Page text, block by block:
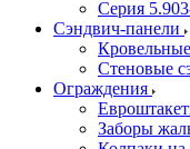
Серия
Сэндвич-панели
Стеновые
Ограждения
Заборы